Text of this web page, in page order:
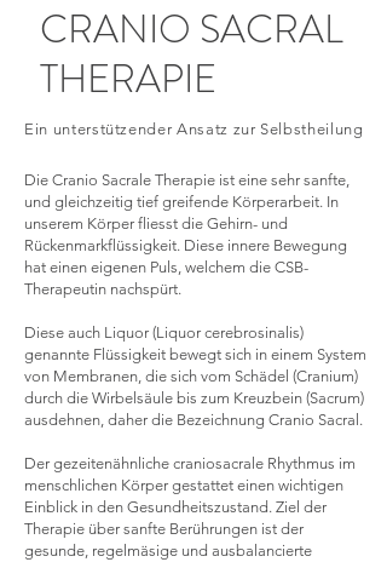
CRANIO SACRAL
THERAPIE
Ein unterstützender Ansatz zur Selbstheilung
Die Cranio Sacrale Therapie ist eine sehr sanfte,
und gleichzeitig tief greifende Körperarbeit. In
unserem Körper fliesst die Gehirn- und
Rückenmarkflüssigkeit. Diese innere Bewegung
hat einen eigenen Puls, welchem die CSB-
Therapeutin nachspürt.
Diese auch Liquor (Liquor cerebrosinalis)
genannte Flüssigkeit bewegt sich in einem System
von Membranen, die sich vom Schädel (Cranium)
durch die Wirbelsäule bis zum Kreuzbein (Sacrum)
ausdehnen, daher die Bezeichnung Cranio Sacral.
Der gezeitenähnliche craniosacrale Rhythmus im
menschlichen Körper gestattet einen wichtigen
Einblick in den Gesundheitszustand. Ziel der
Therapie über sanfte Berührungen ist der
gesunde, regelmäsige und ausbalancierte